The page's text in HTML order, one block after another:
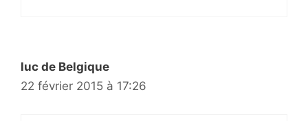
luc de Belgique
22 février 2015 à 17:26